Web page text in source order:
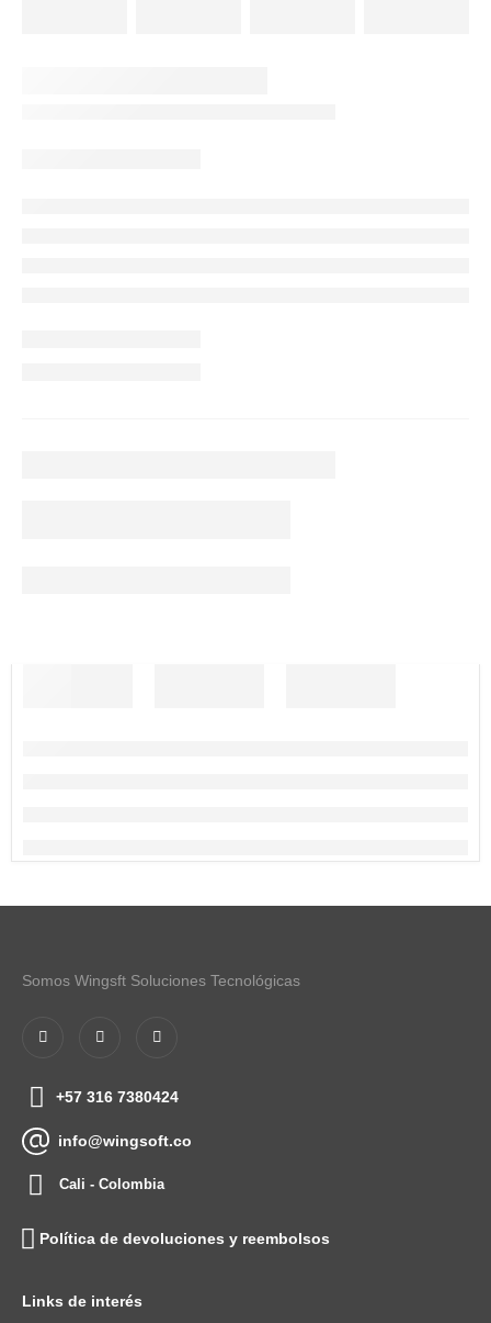
Somos Wingsft Soluciones Tecnológicas
+57 316 7380424
info@wingsoft.co
Cali - Colombia
Política de devoluciones y reembolsos
Links de interés